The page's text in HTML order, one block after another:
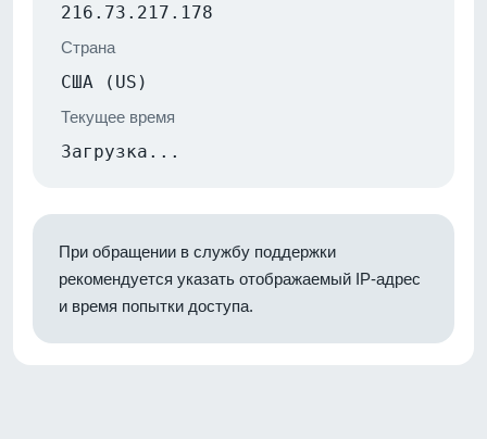
216.73.217.178
Страна
США (US)
Текущее время
Загрузка...
При обращении в службу поддержки
рекомендуется указать отображаемый IP-адрес
и время попытки доступа.